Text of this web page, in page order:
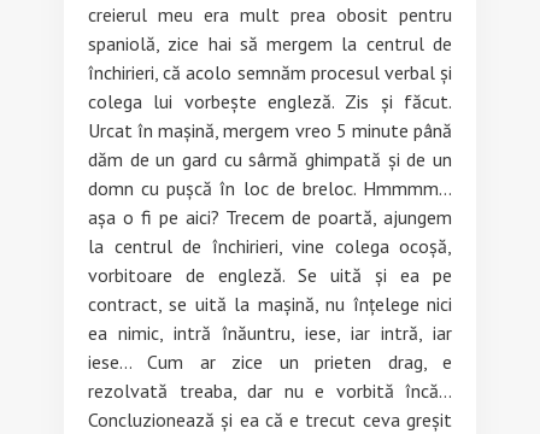
creierul meu era mult prea obosit pentru
spaniolă, zice hai să mergem la centrul de
închirieri, că acolo semnăm procesul verbal și
colega lui vorbește engleză. Zis și făcut.
Urcat în mașină, mergem vreo 5 minute până
dăm de un gard cu sârmă ghimpată și de un
domn cu pușcă în loc de breloc. Hmmmm…
așa o fi pe aici? Trecem de poartă, ajungem
la centrul de închirieri, vine colega ocoșă,
vorbitoare de engleză. Se uită și ea pe
contract, se uită la mașină, nu înțelege nici
ea nimic, intră înăuntru, iese, iar intră, iar
iese… Cum ar zice un prieten drag, e
rezolvată treaba, dar nu e vorbită încă…
Concluzionează și ea că e trecut ceva greșit